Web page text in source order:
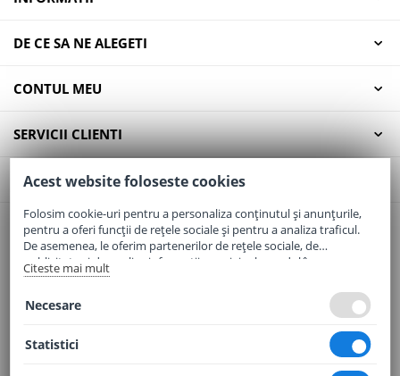
DE CE SA NE ALEGETI
CONTUL MEU
SERVICII CLIENTI
CONTACT
Email:office@elaptepraf.ro
Telefon:0745-964-449
Adresa:Sos. Borsului, Nr. 20, Oradea, Jud. Bihor
Acest website foloseste cookies
Folosim cookie-uri pentru a personaliza conținutul și anunțurile,
pentru a oferi funcții de rețele sociale și pentru a analiza traficul.
De asemenea, le oferim partenerilor de rețele sociale, de
publicitate și de analize informații cu privire la modul în care
folosiți site-ul nostru. Aceștia le pot combina cu alte informații
Citeste mai mult
Necesare
Statistici